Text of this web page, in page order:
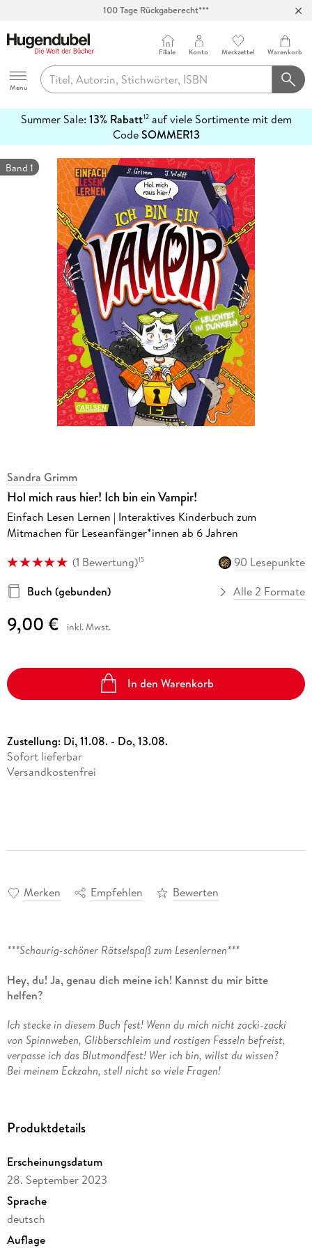
100 Tage Rückgaberecht***
Hugendubel
Menu
Filiale Konto Merkzettel Warenkorb
Summer Sale: 13% Rabatt12auf viele Sortimente mit dem
CodeSOMMER13
erfahren
Band 1
Sandra Grimm
Hol mich raus hier! Ich bin ein Vampir!
Einfach Lesen Lernen | Interaktives Kinderbuch zum
Mitmachen für Leseanfänger*innen ab 6 Jahren
(1 Bewertung)15
90 Lesepunkte
Buch (gebunden)
Alle 2 Formate
9,00 € inkl. Mwst.
In den Warenkorb
Zustellung: Di, 11.08. - Do, 13.08.
Sofort lieferbar
Versandkostenfrei
Merken Empfehlen Bewerten
***Schaurig-schöner Rätselspaß zum Lesenlernen***
Hey, du! Ja, genau dich meine ich! Kannst du mir bitte
helfen?
Ich stecke in diesem Buch fest! Wenn du mich nicht zacki-zacki
von Spinnweben, Glibberschleim und rostigen Fesseln befreist,
verpasse ich das Blutmondfest! Wer ich bin, willst du wissen?
Bei meinem Eckzahn, stell nicht so viele Fragen!
Vampirmädchen Vila auf keinen Fall verpassen! Doch
verflucht und steckt in diesem Buch fest. Nur das Lesekind
kann ihr noch helfen und Vila von Schleim und
Spinnenweben befreien, damit sie zum grässlich-gruselguten
Vampirfest fliegen kann.
Interaktives Buch voll mit schaurig-schönen Bildersuchen,
Produktdetails
Erscheinungsdatum
28. September 2023
Sprache
deutsch
Auflage